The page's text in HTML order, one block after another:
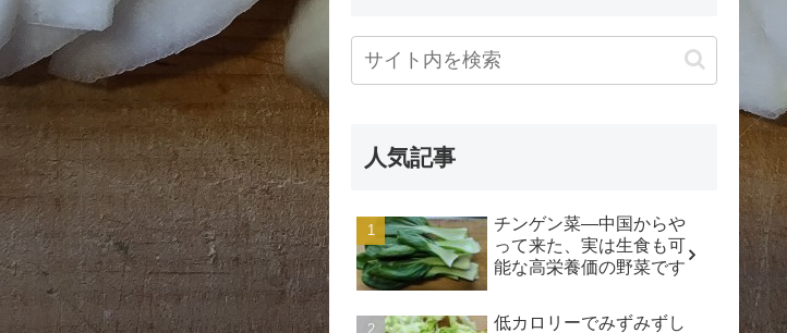
人気記事
チンゲン菜―中国からや
って来た、実は生食も可
能な高栄養価の野菜です
低カロリーでみずみずし